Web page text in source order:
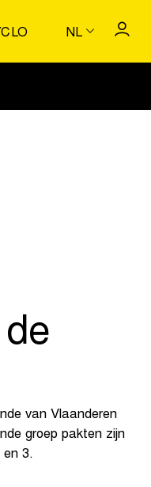
NL
van Vlaanderen
groep pakten zijn
en 3.